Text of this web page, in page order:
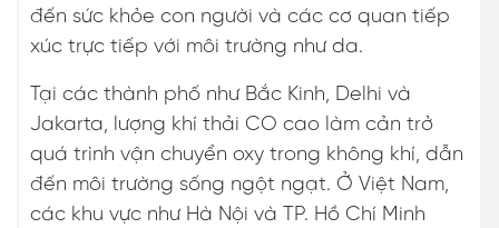
đến sức khỏe con người và các cơ quan tiếp
xúc trực tiếp với môi trường như da.
Tại các thành phố như Bắc Kinh, Delhi và
Jakarta, lượng khí thải CO cao làm cản trở
quá trình vận chuyển oxy trong không khí, dẫn
đến môi trường sống ngột ngạt. Ở Việt Nam,
các khu vực như Hà Nội và TP. Hồ Chí Minh